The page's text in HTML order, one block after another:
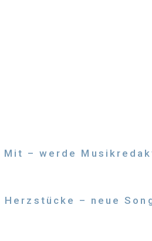
Mit – werde
Herzstücke – neue